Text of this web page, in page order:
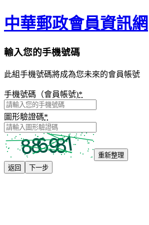
中華郵政會員資訊網
輸入您的手機號碼
此組手機號碼將成為您未來的會員帳號
手機號碼（會員帳號)*
圖形驗證碼*
重新整理
返回
下一步